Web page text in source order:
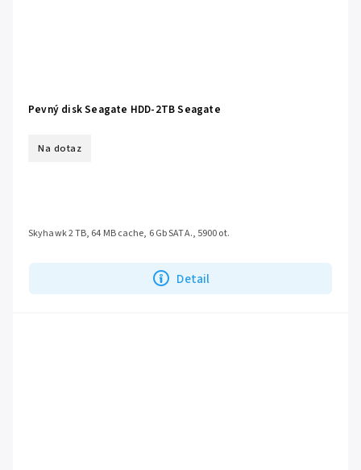
Pevný disk Seagate HDD-2TB Seagate
Na dotaz
Detail
Skyhawk 2 TB, 64 MB cache, 6 Gb SATA., 5900 ot.